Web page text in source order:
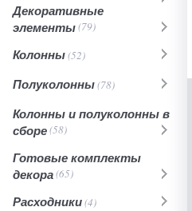
Декоративные
элементы(79)
Колонны(52)
Полуколонны(78)
Колонны и полуколонны в
сборе(58)
Готовые комплекты
декора(65)
Расходники(4)